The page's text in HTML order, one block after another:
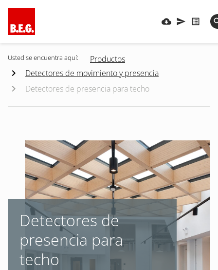
Usted se encuentra aquí:
Productos
Detectores de movimiento y presencia
Detectores de presencia para techo
Detectores de
presencia para
techo